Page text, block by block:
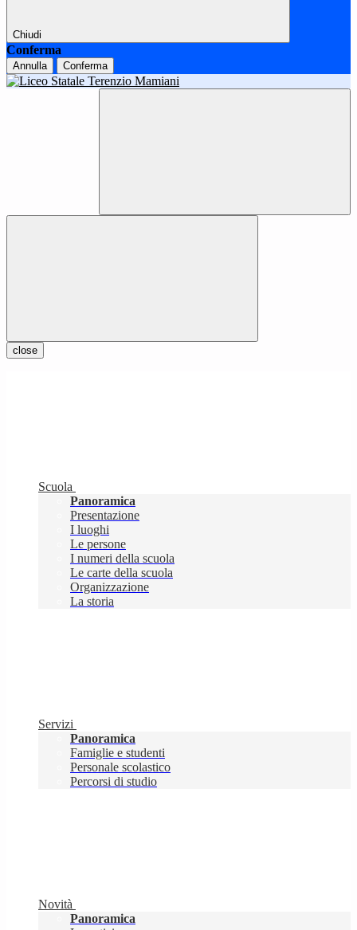
Chiudi
Conferma
Annulla Conferma
close
Scuola
Panoramica
Presentazione
I luoghi
Le persone
I numeri della scuola
Le carte della scuola
Organizzazione
La storia
Servizi
Panoramica
Famiglie e studenti
Personale scolastico
Percorsi di studio
Novità
Panoramica